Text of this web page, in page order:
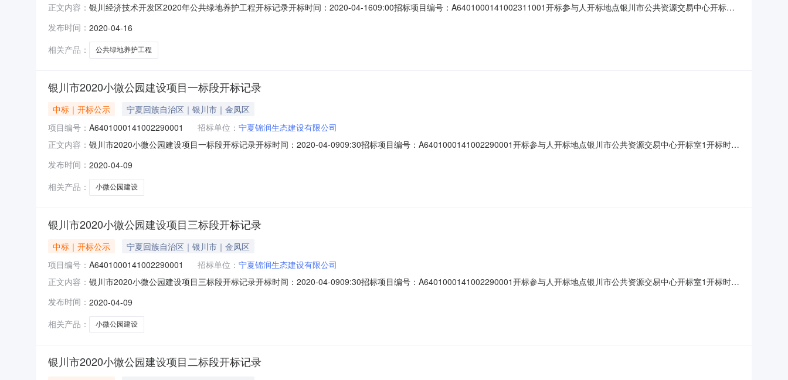
正文内容： 银川经济技术开发区2020年公共绿地养护工程开标记录开标时间：2020-04-1609:00招标项目编号：A6401000141002311001开标参与人开标地点银川市公共资源交易中心开标室1
价;工期:日历天;投标人名称:宁夏伊丰建设工程有限公司;报价:元/%/单价;工期:日历天;投标人名称:宁夏宏兴源建设工程有
发布时间： 2020-04-16
相关产品：
公共绿地养护工程
银川市2020小微公园建设项目一标段开标记录
中标｜开标公示
宁夏回族自治区｜银川市｜金凤区
项目编号： A6401000141002290001 招标单位： 宁夏锦润生态建设有限公司
正文内容： 银川市2020小微公园建设项目一标段开标记录开标时间：2020-04-0909:30招标项目编号：A6401000141002290001开标参与人开标地点银川市公共资源交易中心开标室1开标时间
期:日历天;投标人名称:宁夏金成林生态农林科技有限公司;报价:元/%/单价;工期:日历天;投标人名称:宁夏大诚建设工程有限
发布时间： 2020-04-09
相关产品：
小微公园建设
银川市2020小微公园建设项目三标段开标记录
中标｜开标公示
宁夏回族自治区｜银川市｜金凤区
项目编号： A6401000141002290001 招标单位： 宁夏锦润生态建设有限公司
正文内容： 银川市2020小微公园建设项目三标段开标记录开标时间：2020-04-0909:30招标项目编号：A6401000141002290001开标参与人开标地点银川市公共资源交易中心开标室1开标时间
名称:宁夏金成林生态农林科技有限公司;报价:元/%/单价;工期:日历天;投标人名称:宁夏大诚建设工程有限公司;报价:元/%/单价;
发布时间： 2020-04-09
相关产品：
小微公园建设
银川市2020小微公园建设项目二标段开标记录